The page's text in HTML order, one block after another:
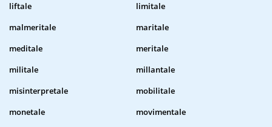
liftale
limitale
malmeritale
maritale
meditale
meritale
militale
millantale
misinterpretale
mobilitale
monetale
movimentale